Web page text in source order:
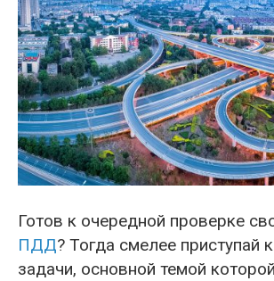
Готов к очередной проверке
ПДД? Тогда смелее приступай
задачи, основной темой